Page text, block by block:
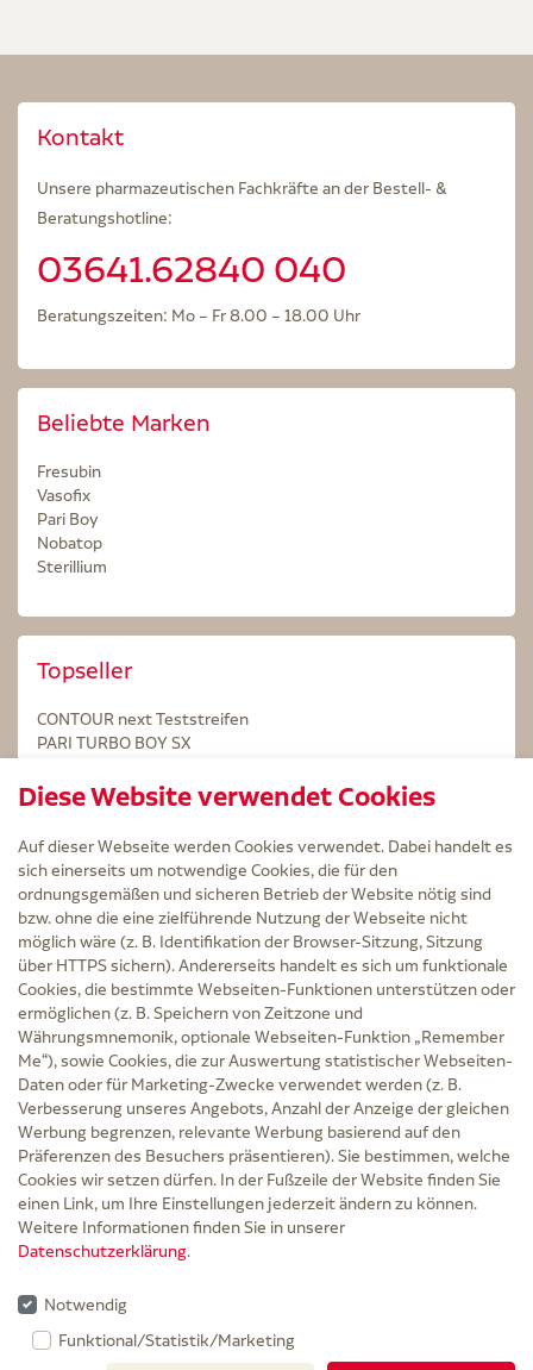
Kontakt
Unsere pharmazeutischen Fachkräfte an der Bestell- &
Beratungshotline:
03641.62840 040
Beratungszeiten: Mo – Fr 8.00 – 18.00 Uhr
Beliebte Marken
Fresubin
Vasofix
Pari Boy
Nobatop
Sterillium
Topseller
CONTOUR next Teststreifen
PARI TURBO BOY SX
Kintex Kinesiologie Tape blau
Service
Versand und Lieferzeit
Kontakt
FAQ
AGB
Cookie-Einstellungen
Datenschutz
Erklärung zur Barrierefreiheit
Widerruf
Impressum
Zu Risiken und Nebenwirkungen lesen Sie die Packungsbeilage und fragen Sie
Ihre Ärztin, Ihren Arzt oder in der Apotheke.
entfallen für Lieferungen innerhalb Deutschlands die Versandkosten.
Rabattgutscheine werden nicht auf die Versandkostenfreigrenze angerechnet,
gelten nicht für verschreibungspflichtige Medikamente und können nicht mit
Diese Website verwendet Cookies
Auf dieser Webseite werden Cookies verwendet. Dabei handelt es
sich einerseits um notwendige Cookies, die für den
ordnungsgemäßen und sicheren Betrieb der Website nötig sind
bzw. ohne die eine zielführende Nutzung der Webseite nicht
möglich wäre (z. B. Identifikation der Browser-Sitzung, Sitzung
über HTTPS sichern). Andererseits handelt es sich um funktionale
Cookies, die bestimmte Webseiten-Funktionen unterstützen oder
ermöglichen (z. B. Speichern von Zeitzone und
Währungsmnemonik, optionale Webseiten-Funktion „Remember
Me“), sowie Cookies, die zur Auswertung statistischer Webseiten-
Daten oder für Marketing-Zwecke verwendet werden (z. B.
Verbesserung unseres Angebots, Anzahl der Anzeige der gleichen
Werbung begrenzen, relevante Werbung basierend auf den
Präferenzen des Besuchers präsentieren). Sie bestimmen, welche
Cookies wir setzen dürfen. In der Fußzeile der Website finden Sie
einen Link, um Ihre Einstellungen jederzeit ändern zu können.
Weitere Informationen finden Sie in unserer
Datenschutzerklärung.
Notwendig
Funktional/Statistik/Marketing